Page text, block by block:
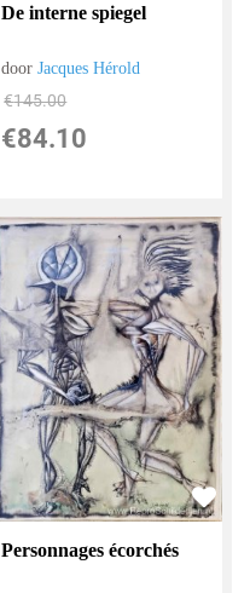
De interne spiegel
doorJacques Hérold
€145.00
€84.10
Personnages écorchés